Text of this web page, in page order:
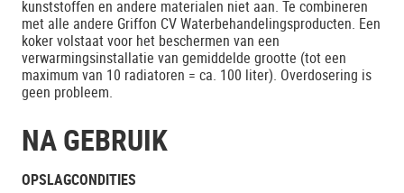
kunststoffen en andere materialen niet aan. Te combineren
met alle andere Griffon CV Waterbehandelingsproducten. Een
koker volstaat voor het beschermen van een
verwarmingsinstallatie van gemiddelde grootte (tot een
maximum van 10 radiatoren = ca. 100 liter). Overdosering is
geen probleem.
NA GEBRUIK
OPSLAGCONDITIES